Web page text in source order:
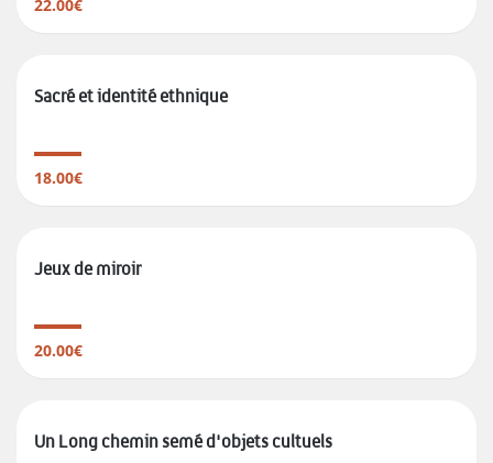
22.00€
Sacré et identité ethnique
18.00€
Jeux de miroir
20.00€
Un Long chemin semé d'objets cultuels